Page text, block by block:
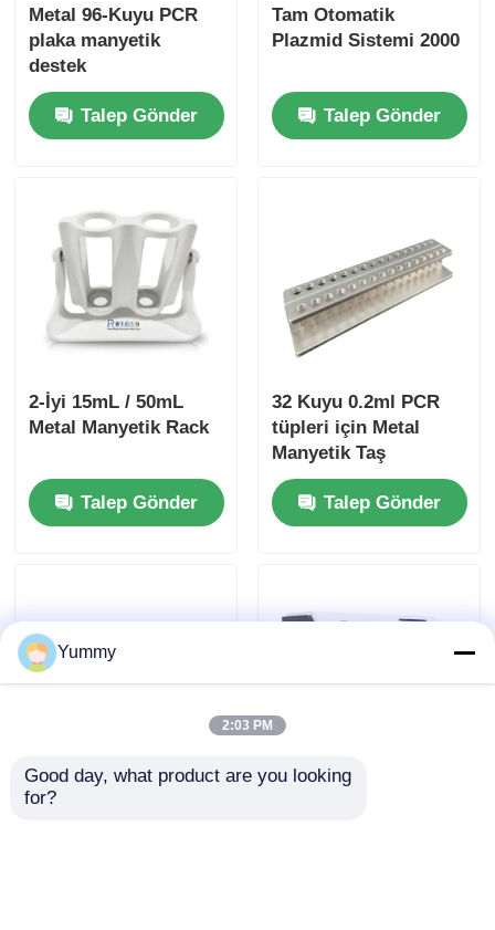
Metal 96-Kuyu PCR
plaka manyetik
destek
Talep Gönder
Tam Otomatik
Plazmid Sistemi 2000
Talep Gönder
2-İyi 15mL / 50mL
Metal Manyetik Rack
Talep Gönder
32 Kuyu 0.2ml PCR
tüpleri için Metal
Manyetik Taş
Talep Gönder
24 kanallı çok
96 kanallı Tam
Yummy
2:03 PM
Good day, what product are you looking
for?